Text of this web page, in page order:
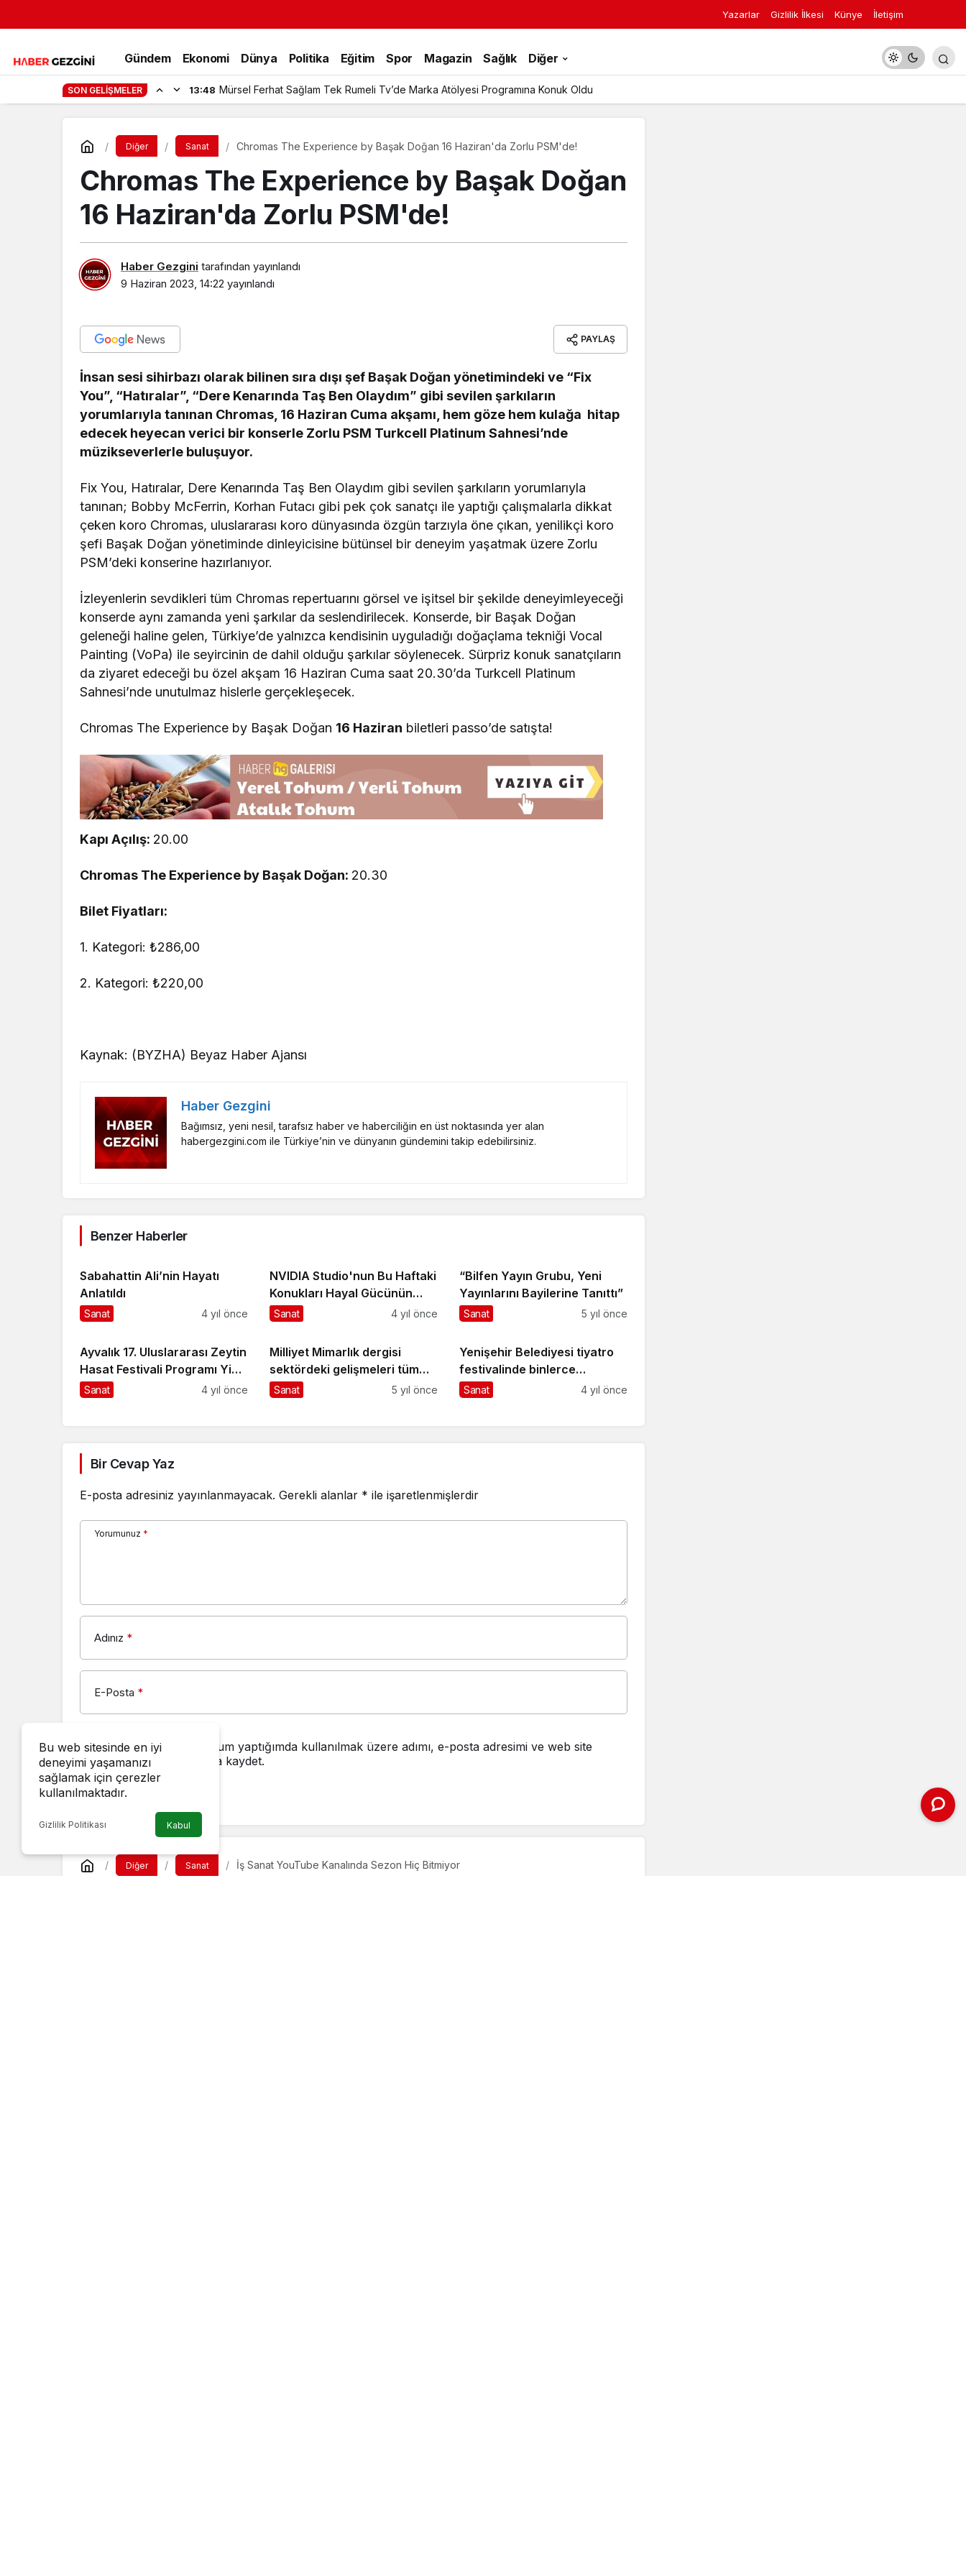
Yazarlar Gizlilik İlkesi Künye İletişim
Gündem Ekonomi Dünya Politika Eğitim Spor Magazin Sağlık Diğer
SON GELIŞMELER 13:48 Mürsel Ferhat Sağlam Tek Rumeli Tv’de Marka Atölyesi Programına Konuk Oldu
Diğer Sanat Chromas The Experience by Başak Doğan 16 Haziran'da Zorlu PSM'de!
Chromas The Experience by Başak Doğan
16 Haziran'da Zorlu PSM'de!
Haber Gezgini tarafından yayınlandı
9 Haziran 2023, 14:22 yayınlandı
PAYLAŞ
İnsan sesi sihirbazı olarak bilinen sıra dışı şef Başak Doğan yönetimindeki ve “Fix
You”, “Hatıralar”, “Dere Kenarında Taş Ben Olaydım” gibi sevilen şarkıların
yorumlarıyla tanınan Chromas, 16 Haziran Cuma akşamı, hem göze hem kulağa hitap
edecek heyecan verici bir konserle Zorlu PSM Turkcell Platinum Sahnesi’nde
müzikseverlerle buluşuyor.
Fix You, Hatıralar, Dere Kenarında Taş Ben Olaydım gibi sevilen şarkıların yorumlarıyla
tanınan; Bobby McFerrin, Korhan Futacı gibi pek çok sanatçı ile yaptığı çalışmalarla dikkat
çeken koro Chromas, uluslararası koro dünyasında özgün tarzıyla öne çıkan, yenilikçi koro
şefi Başak Doğan yönetiminde dinleyicisine bütünsel bir deneyim yaşatmak üzere Zorlu
PSM’deki konserine hazırlanıyor.
İzleyenlerin sevdikleri tüm Chromas repertuarını görsel ve işitsel bir şekilde deneyimleyeceği
konserde aynı zamanda yeni şarkılar da seslendirilecek. Konserde, bir Başak Doğan
geleneği haline gelen, Türkiye’de yalnızca kendisinin uyguladığı doğaçlama tekniği Vocal
Painting (VoPa) ile seyircinin de dahil olduğu şarkılar söylenecek. Sürpriz konuk sanatçıların
da ziyaret edeceği bu özel akşam 16 Haziran Cuma saat 20.30’da Turkcell Platinum
Sahnesi’nde unutulmaz hislerle gerçekleşecek.
Chromas The Experience by Başak Doğan 16 Haziran biletleri passo’de satışta!
Kapı Açılış: 20.00
Chromas The Experience by Başak Doğan: 20.30
Bilet Fiyatları:
1. Kategori: ₺286,00
2. Kategori: ₺220,00
Kaynak: (BYZHA) Beyaz Haber Ajansı
Haber Gezgini
Bağımsız, yeni nesil, tarafsız haber ve haberciliğin en üst noktasında yer alan
habergezgini.com ile Türkiye’nin ve dünyanın gündemini takip edebilirsiniz.
Benzer Haberler
Sabahattin Ali’nin Hayatı
Anlatıldı
Sanat 4 yıl önce
NVIDIA Studio'nun Bu Haftaki
Konukları Hayal Gücünün
Sınırlarını Zorlayan İki
Sanat 4 yıl önce
“Bilfen Yayın Grubu, Yeni
Yayınlarını Bayilerine Tanıttı”
Sanat 5 yıl önce
Ayvalık 17. Uluslararası Zeytin
Hasat Festivali Programı Yine
Dopdolu
Sanat 4 yıl önce
Milliyet Mimarlık dergisi
sektördeki gelişmeleri tüm
detaylarıyla ele alıyor
Sanat 5 yıl önce
Yenişehir Belediyesi tiyatro
festivalinde binlerce
sanatseveri ağırladı
Sanat 4 yıl önce
Bir Cevap Yaz
E-posta adresiniz yayınlanmayacak. Gerekli alanlar * ile işaretlenmişlerdir
Yorumunuz *
Adınız *
E-Posta *
Bir dahaki sefere yorum yaptığımda kullanılmak üzere adımı, e-posta adresimi ve web site
adresimi bu tarayıcıya kaydet.
YORUM GÖNDER
Diğer Sanat İş Sanat YouTube Kanalında Sezon Hiç Bitmiyor
Bu web sitesinde en iyi
deneyimi yaşamanızı
sağlamak için çerezler
kullanılmaktadır.
Gizlilik Politikası Kabul